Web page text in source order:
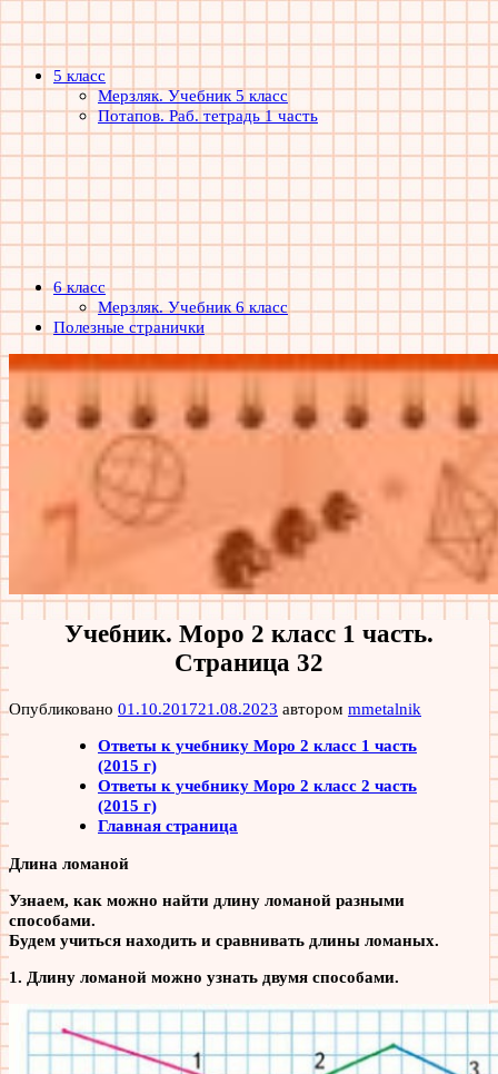
5 класс
Мерзляк. Учебник 5 класс
Потапов. Раб. тетрадь 1 часть
6 класс
Мерзляк. Учебник 6 класс
Полезные странички
Учебник. Моро 2 класс 1 часть.
Страница 32
Опубликовано 01.10.201721.08.2023 автором mmetalnik
Ответы к учебнику Моро 2 класс 1 часть
(2015 г)
Ответы к учебнику Моро 2 класс 2 часть
(2015 г)
Главная страница
Длина ломаной
Узнаем, как можно найти длину ломаной разными
способами.
Будем учиться находить и сравнивать длины ломаных.
1. Длину ломаной можно узнать двумя способами.